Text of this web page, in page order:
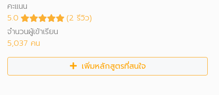
คะแนน
5.0
(2 รีวิว)
จำนวนผู้เข้าเรียน
5,037 คน
เพิ่มหลักสูตรที่สนใจ